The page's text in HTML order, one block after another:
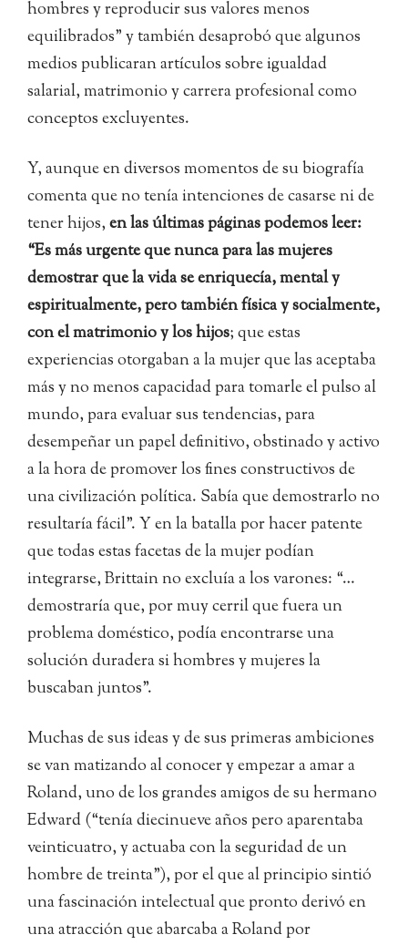
hombres y reproducir sus valores menos
equilibrados” y también desaprobó que algunos
medios publicaran artículos sobre igualdad
salarial, matrimonio y carrera profesional como
conceptos excluyentes.
Y, aunque en diversos momentos de su biografía
comenta que no tenía intenciones de casarse ni de
tener hijos,en las últimas páginas podemos leer:
“Es más urgente que nunca para las mujeres
demostrar que la vida se enriquecía, mental y
espiritualmente, pero también física y socialmente,
con el matrimonio y los hijos; que estas
experiencias otorgaban a la mujer que las aceptaba
más y no menos capacidad para tomarle el pulso al
mundo, para evaluar sus tendencias, para
desempeñar un papel definitivo, obstinado y activo
a la hora de promover los fines constructivos de
una civilización política. Sabía que demostrarlo no
resultaría fácil”. Y en la batalla por hacer patente
que todas estas facetas de la mujer podían
integrarse, Brittain no excluía a los varones: “…
demostraría que, por muy cerril que fuera un
problema doméstico, podía encontrarse una
solución duradera si hombres y mujeres la
buscaban juntos”.
Muchas de sus ideas y de sus primeras ambiciones
se van matizando al conocer y empezar a amar a
Roland, uno de los grandes amigos de su hermano
Edward (“tenía diecinueve años pero aparentaba
veinticuatro, y actuaba con la seguridad de un
hombre de treinta”), por el que al principio sintió
una fascinación intelectual que pronto derivó en
una atracción que abarcaba a Roland por